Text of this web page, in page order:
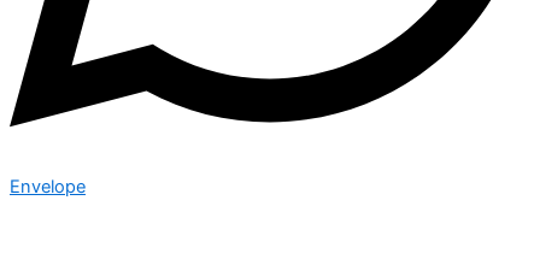
Envelope